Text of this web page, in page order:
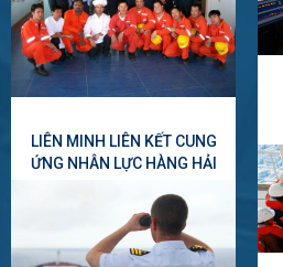
LIÊN MINH LIÊN KẾT CUNG
ỨNG NHÂN LỰC HÀNG HẢI